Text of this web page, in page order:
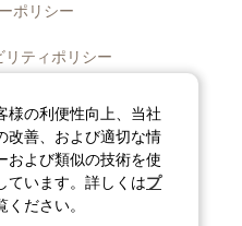
ポリシー
リティポリシー
ャーポリシー
ィアポリシー
ップ
様の利便性向上、当社
改善、および適切な情
および類似の技術を使
ています。詳しくはプ
ください。